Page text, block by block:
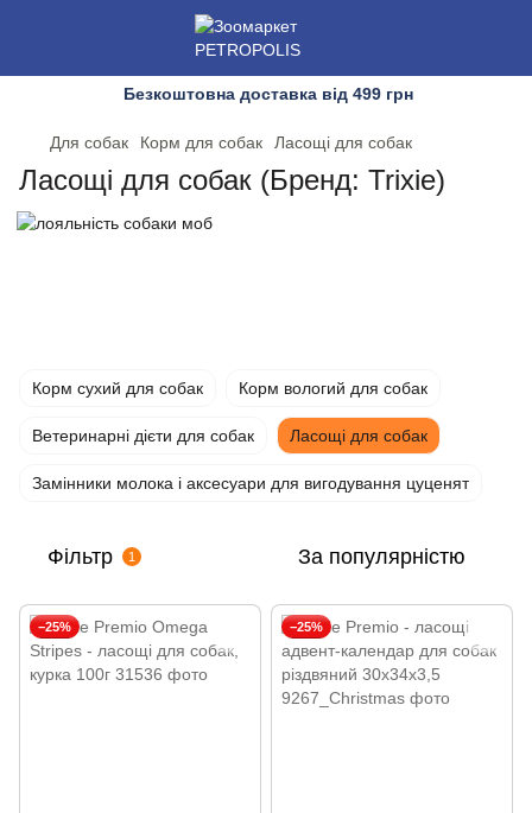
Безкоштовна доставка від 499 грн
Для собак Корм для собак Ласощі для собак
Ласощі для собак (Бренд: Trixie)
Корм сухий для собак Корм вологий для собак
Ветеринарні дієти для собак Ласощі для собак
Замінники молока і аксесуари для вигодування цуценят
Фільтр 1 За популярністю
−25% −25%